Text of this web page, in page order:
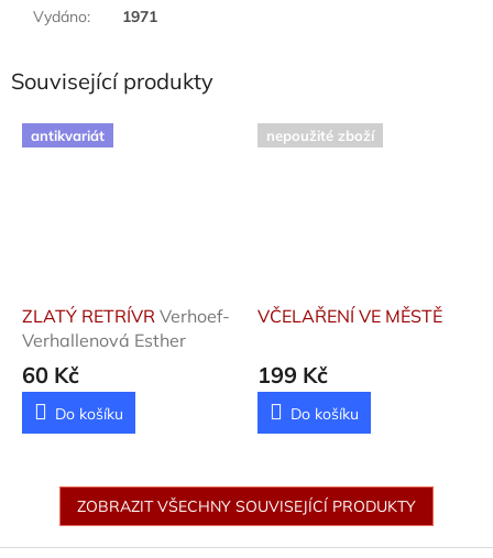
Vydáno: 1971
Související produkty
antikvariát
ZLATÝ RETRÍVR Verhoef-
Verhallenová Esther
60 Kč
Do košíku
nepoužité zboží
VČELAŘENÍ VE MĚSTĚ
199 Kč
Do košíku
ZOBRAZIT VŠECHNY SOUVISEJÍCÍ PRODUKTY